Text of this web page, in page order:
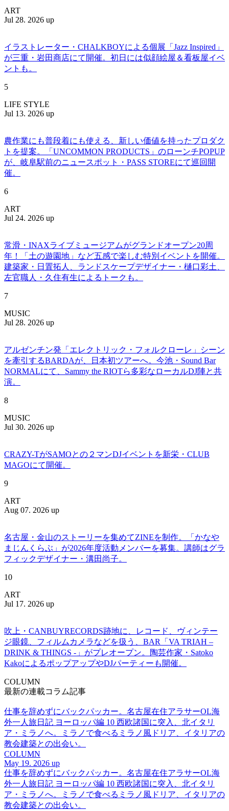
ART
Jul 28. 2026 up
イラストレーター・CHALKBOYによる個展「Jazz Inspired」
が三重・岩田商店にて開催。初日には似顔絵屋＆看板屋イベ
ントも。
5
LIFE STYLE
Jul 13. 2026 up
農作業にも普段着にも使える、新しい価値を持ったプロダク
トを提案。「UNCOMMON PRODUCTS」のローンチPOPUP
が、岐阜駅前のニュースポット・PASS STOREにて巡回開
催。
6
ART
Jul 24. 2026 up
常滑・INAXライブミュージアムがグランドオープン20周
年！「土の遊園地」など五感で楽しむ特別イベントを開催。
建築家・日置拓人、ランドスケープデザイナー・樋口彩土、
左官職人・久住有生によるトークも。
7
MUSIC
Jul 28. 2026 up
アルゼンチン発「エレクトリック・フォルクローレ」シーン
を牽引するBARDAが、日本初ツアーへ。今池・Sound Bar
NORMALにて、Sammy the RIOTら多彩なローカルDJ陣と共
演。
8
MUSIC
Jul 30. 2026 up
CRAZY-TがSAMOとの２マンDJイベントを新栄・CLUB
MAGOにて開催。
9
ART
Aug 07. 2026 up
名古屋・金山のストーリーを集めてZINEを制作。「かなや
まじんくらぶ」が2026年度活動メンバーを募集。講師はグラ
フィックデザイナー・溝田尚子。
10
ART
Jul 17. 2026 up
吹上・CANBUYRECORDS跡地に、レコード、ヴィンテー
ジ眼鏡、フィルムカメラなどを扱う、BAR「VA TRIAH –
DRINK & THINGS -」がプレオープン。陶芸作家・Satoko
KakoによるポップアップやDJパーティーも開催。
COLUMN
最新の連載コラム記事
仕事を辞めずにバックパッカー。名古屋在住アラサーOL海
外一人旅日記 ヨーロッパ編 10 西欧諸国に突入、北イタリ
ア・ミラノへ。ミラノで食べるミラノ風ドリア、イタリアの
教会建築との出会い。
COLUMN
May 19. 2026 up
仕事を辞めずにバックパッカー。名古屋在住アラサーOL海
外一人旅日記 ヨーロッパ編 10 西欧諸国に突入、北イタリ
ア・ミラノへ。ミラノで食べるミラノ風ドリア、イタリアの
教会建築との出会い。